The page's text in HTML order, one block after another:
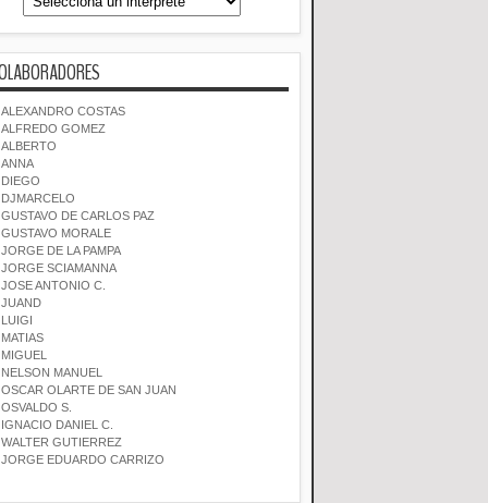
ALEXANDRO COSTAS
ALFREDO GOMEZ
ALBERTO
ANNA
DIEGO
DJMARCELO
GUSTAVO DE CARLOS PAZ
GUSTAVO MORALE
JORGE DE LA PAMPA
JORGE SCIAMANNA
JOSE ANTONIO C.
JUAND
LUIGI
MATIAS
MIGUEL
NELSON MANUEL
OSCAR OLARTE DE SAN JUAN
OSVALDO S.
IGNACIO DANIEL C.
WALTER GUTIERREZ
JORGE EDUARDO CARRIZO